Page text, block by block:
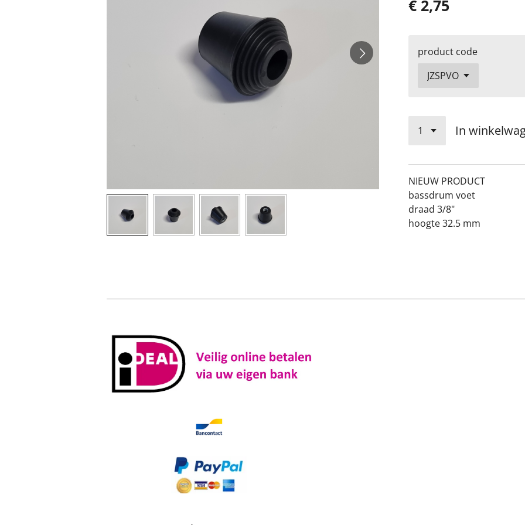
€ 2,75
product code
In
​NIEUW PRODUCT
bassdrum voet
draad 3/8"
hoogte 32.5 mm